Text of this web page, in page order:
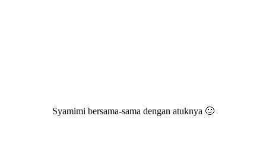
Syamimi bersama-sama dengan atuknya 🙂